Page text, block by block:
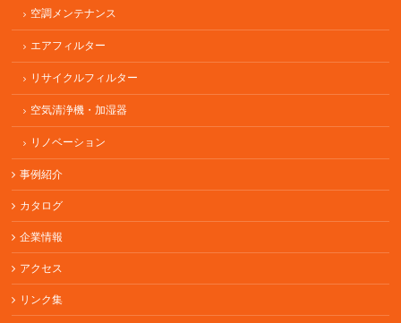
空調メンテナンス
エアフィルター
リサイクルフィルター
空気清浄機・加湿器
リノベーション
事例紹介
カタログ
企業情報
アクセス
リンク集